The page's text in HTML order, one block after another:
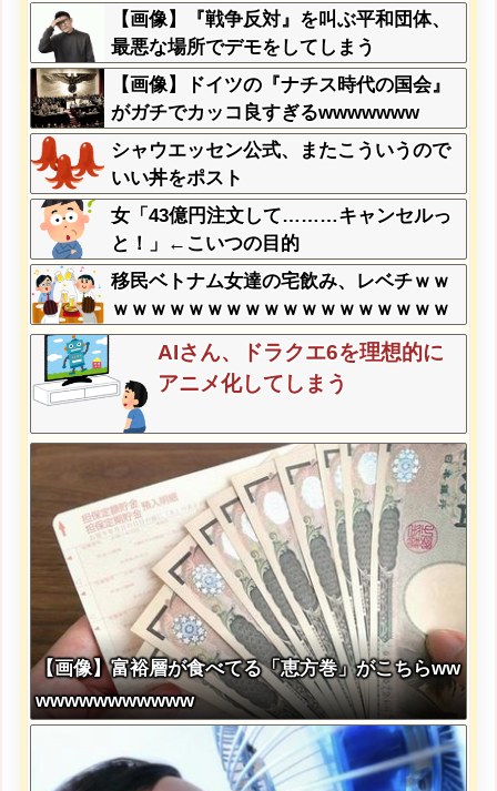
はw w w w w w w w w w
【画像】『戦争反対』を叫ぶ平和団体、
最悪な場所でデモをしてしまう
【画像】ドイツの『ナチス時代の国会』
がガチでカッコ良すぎるwwwwwww
シャウエッセン公式、またこういうので
いい丼をポスト
女「43億円注文して………キャンセルっ
と！」←こいつの目的
移民ベトナム女達の宅飲み、レベチｗｗ
ｗｗｗｗｗｗｗｗｗｗｗｗｗｗｗｗｗｗ
ｗｗｗｗ
AIさん、ドラクエ6を理想的に
アニメ化してしまう
【画像】富裕層が食べてる「恵方巻」がこちらww
wwwwwwwwwww